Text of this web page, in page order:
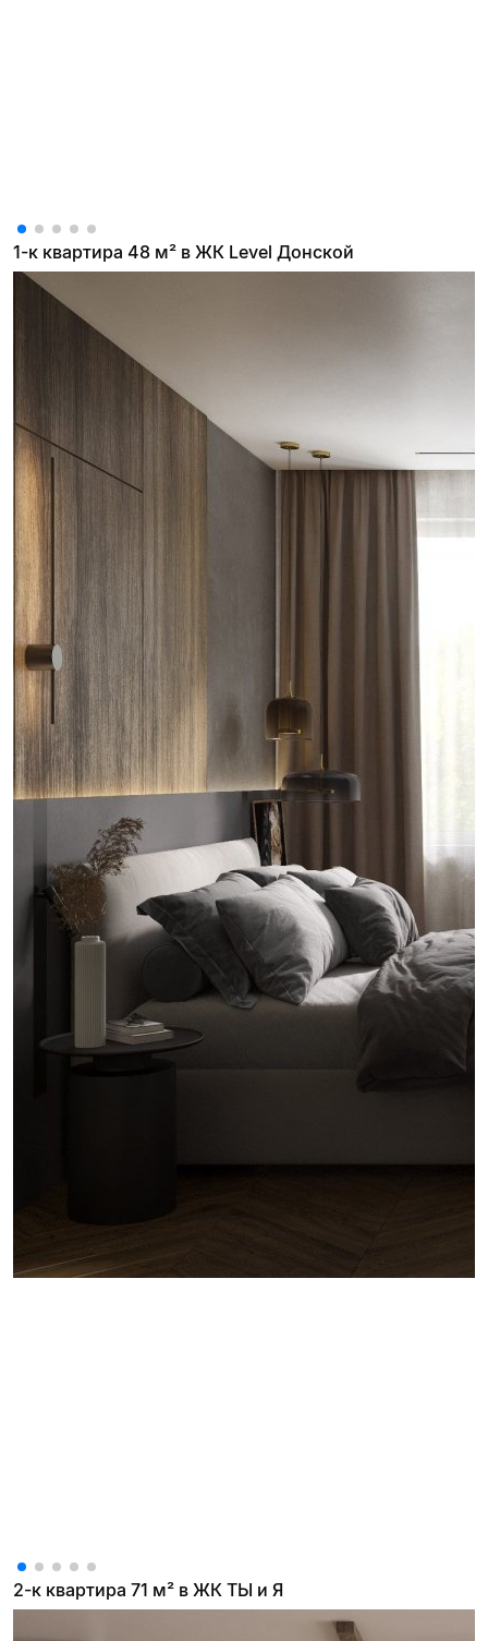
1-к квартира 48 м² в ЖК Level Донской
2-к квартира 71 м² в ЖК ТЫ и Я